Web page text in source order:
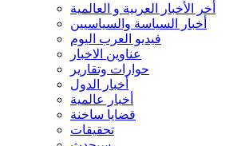
أخر الأخبار العربية و العالمية
أخبار السياسة والسياسيين
فيديو العرب اليوم
عناوين الاخبار
حوارات وتقارير
أخبار الدول
أخبار عالمية
قضايا ساخنة
تحقيقات